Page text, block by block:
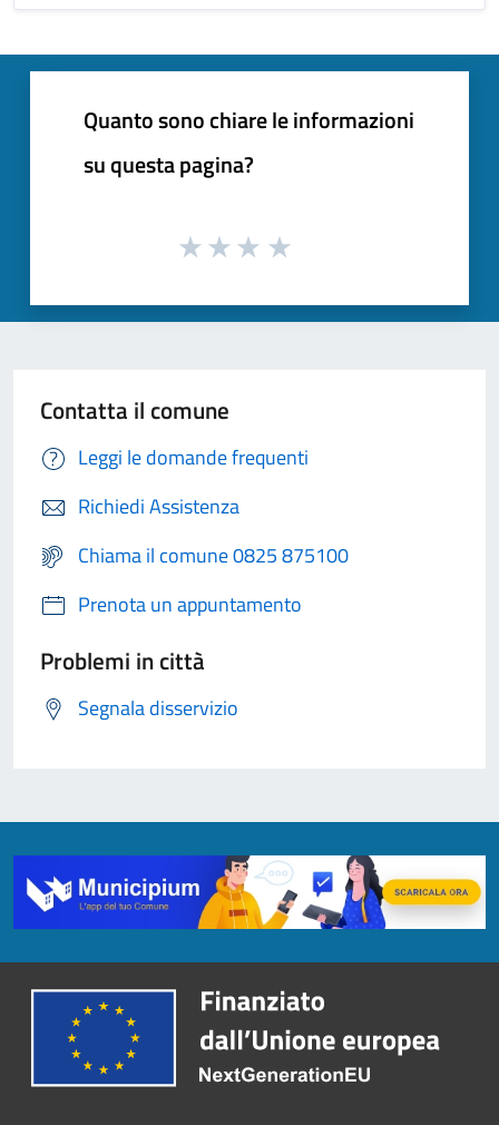
Quanto sono chiare le informazioni
su questa pagina?
Contatta il comune
Leggi le domande frequenti
Richiedi Assistenza
Chiama il comune 0825 875100
Prenota un appuntamento
Problemi in città
Segnala disservizio